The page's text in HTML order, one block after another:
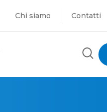
Chi siamo Contatti